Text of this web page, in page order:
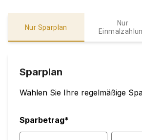
Nur Sparplan
Nur
Sparplan
Wählen Sie Ihre regelmäßige
Sparbetrag*